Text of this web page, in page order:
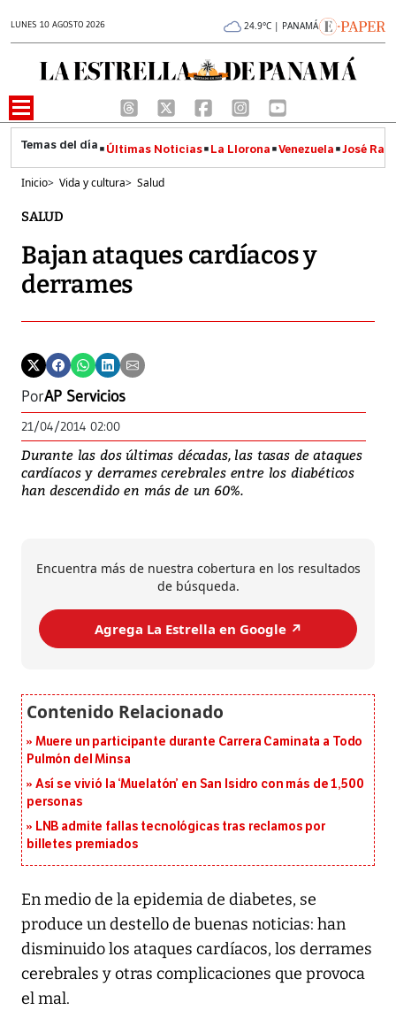
LUNES 10 AGOSTO 2026 24.9°C | PANAMÁ
Últimas Noticias La Llorona Venezuela José
Inicio> Vida y cultura> Salud
SALUD
Bajan ataques cardíacos y
derrames
PorAP Servicios
21/04/2014 02:00
Durante las dos últimas décadas, las tasas de ataques
cardíacos y derrames cerebrales entre los diabéticos
han descendido en más de un 60%.
Encuentra más de nuestra cobertura en los resultados
de búsqueda.
Agrega La Estrella en Google ↗️
Muere un participante durante Carrera Caminata a Todo
Pulmón del Minsa
Así se vivió la ‘Muelatón’ en San Isidro con más de 1,500
personas
LNB admite fallas tecnológicas tras reclamos por
billetes premiados
En medio de la epidemia de diabetes, se
produce un destello de buenas noticias: han
disminuido los ataques cardíacos, los derrames
cerebrales y otras complicaciones que provoca
el mal.